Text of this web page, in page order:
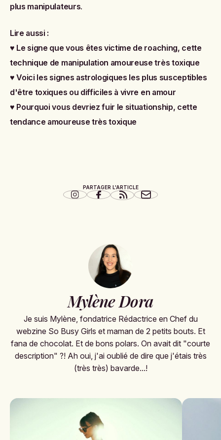
plus manipulateurs.
Lire aussi :
♥ Le signe que vous êtes victime de roaching, cette
technique de manipulation amoureuse très toxique
♥Voici les signes astrologiques les plus susceptibles
d'être toxiques ou difficiles à vivre en amour
♥ Pourquoi vous devriez fuir le situationship, cette
tendance amoureuse très toxique
PARTAGER L'ARTICLE
Mylène Dora
Je suis Mylène, fondatrice Rédactrice en Chef du
webzine So Busy Girls et maman de 2 petits bouts. Et
fana de chocolat. Et de bons polars. On avait dit "courte
description" ?! Ah oui, j'ai oublié de dire que j'étais très
(très très) bavarde...!